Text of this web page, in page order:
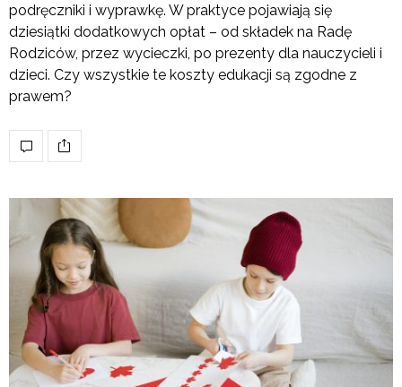
podręczniki i wyprawkę. W praktyce pojawiają się
dziesiątki dodatkowych opłat – od składek na Radę
Rodziców, przez wycieczki, po prezenty dla nauczycieli i
dzieci. Czy wszystkie te koszty edukacji są zgodne z
prawem?